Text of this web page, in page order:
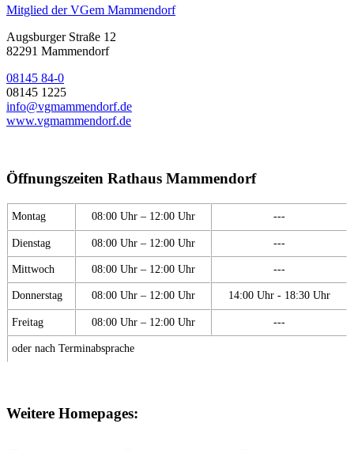
Mitglied der VGem Mammendorf
Augsburger Straße 12
82291 Mammendorf
08145 84-0
08145 1225
info@vgmammendorf.de
www.vgmammendorf.de
Öffnungszeiten Rathaus Mammendorf
Montag 08:00 Uhr – 12:00 Uhr ---
Dienstag 08:00 Uhr – 12:00 Uhr ---
Mittwoch 08:00 Uhr – 12:00 Uhr ---
Donnerstag 08:00 Uhr – 12:00 Uhr 14:00 Uhr - 18:30 Uhr
Freitag 08:00 Uhr – 12:00 Uhr ---
oder nach Terminabsprache
Weitere Homepages: